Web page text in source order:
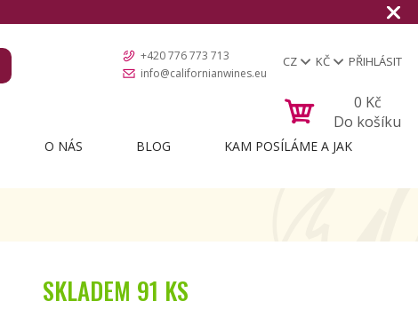
+420 776 773 713
info@californianwines.eu
CZ KČ PŘIHLÁSIT
0 Kč
Do košíku
O NÁS BLOG
KAM POSÍLÁME A JAK
SKLADEM 91 KS